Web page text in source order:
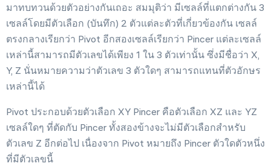
มาทบทวนด้วยตัวอย่างกันเถอะ สมมุติว่า มีเซลล์ที่แตกต่างกัน 3
เซลล์โดยมีตัวเลือก (บันทึก) 2 ตัวแต่ละตัวที่เกี่ยวข้องกัน เซลล์
ตรงกลางเรียกว่า Pivot อีกสองเซลล์เรียกว่า Pincer แต่ละเซลล์
เหล่านี้สามารถมีตัวเลขได้เพียง 1 ใน 3 ตัวเท่านั้น ซึ่งมีชื่อว่า X,
Y, Z นั่นหมายความว่าตัวเลข 3 ตัวใดๆ สามารถแทนที่ตัวอักษร
เหล่านี้ได้
Pivot ประกอบด้วยตัวเลือก XY Pincer คือตัวเลือก XZ และ YZ
เซลล์ใดๆ ที่ตัดกับ Pincer ทั้งสองข้างจะไม่มีตัวเลือกสำหรับ
ตัวเลข Z อีกต่อไป เนื่องจาก Pivot หมายถึง Pincer ตัวใดตัวหนึ่ง
ที่มีตัวเลขนี้